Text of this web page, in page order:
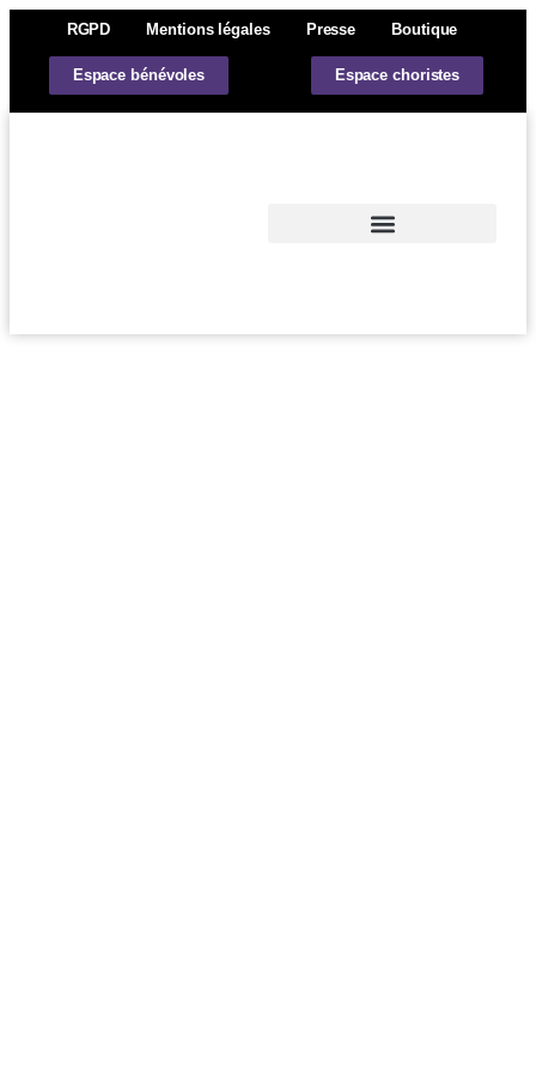
RGPD Mentions légales Presse Boutique
Espace bénévoles Espace choristes